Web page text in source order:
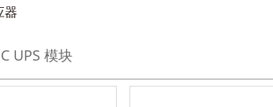
器
UPS 模块